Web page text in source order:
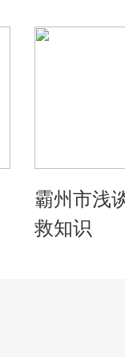
霸州市浅
救知识